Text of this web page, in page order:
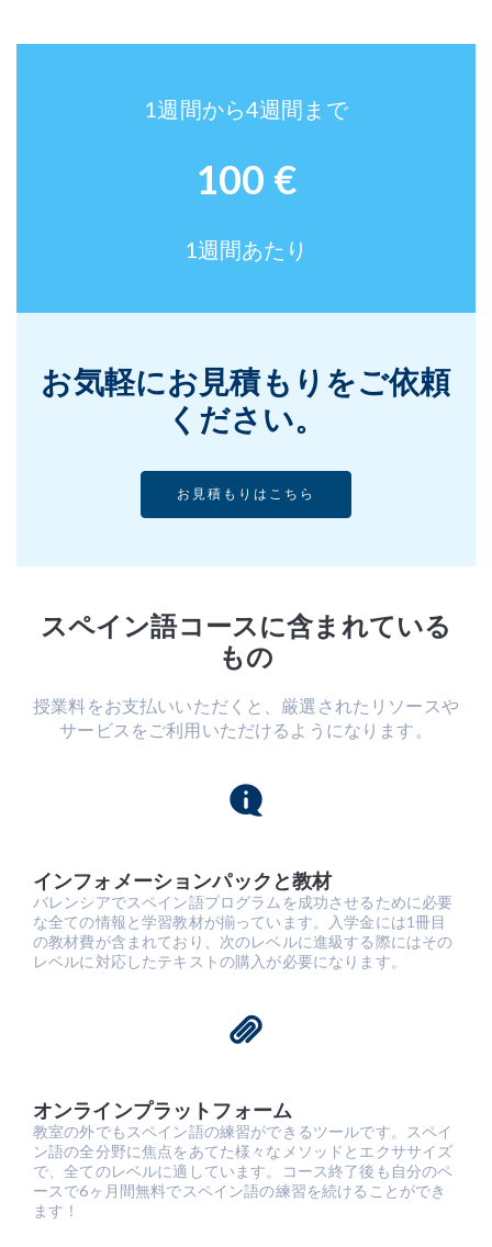
1週間から4週間まで
100 €
1週間あたり
お気軽にお見積もりをご依頼
ください。
お見積もりはこちら
スペイン語コースに含まれている
もの
授業料をお支払いいただくと、厳選されたリソースや
サービスをご利用いただけるようになります。
インフォメーションパックと教材
バレンシアでスペイン語プログラムを成功させるために必要
な全ての情報と学習教材が揃っています。入学金には1冊目
の教材費が含まれており、次のレベルに進級する際にはその
レベルに対応したテキストの購入が必要になります。
オンラインプラットフォーム
教室の外でもスペイン語の練習ができるツールです。スペイ
ン語の全分野に焦点をあてた様々なメソッドとエクササイズ
で、全てのレベルに適しています。コース終了後も自分のペ
ースで6ヶ月間無料でスペイン語の練習を続けることができ
ます！